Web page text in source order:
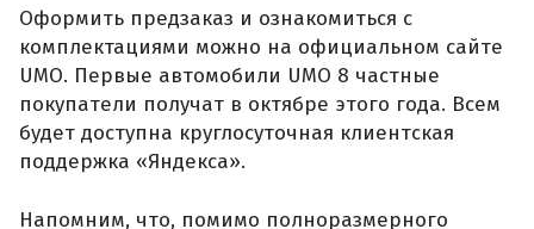
Оформить предзаказ и ознакомиться с
комплектациями можно на официальном сайте
UMO. Первые автомобили UMO 8 частные
покупатели получат в октябре этого года. Всем
будет доступна круглосуточная клиентская
поддержка «Яндекса».
Напомним, что, помимо полноразмерного